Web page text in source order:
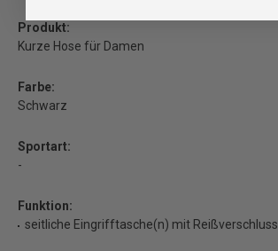
Produkt:
Kurze Hose für Damen
Farbe:
Schwarz
Sportart:
-
Funktion:
seitliche Eingrifftasche(n) mit Reißverschluss